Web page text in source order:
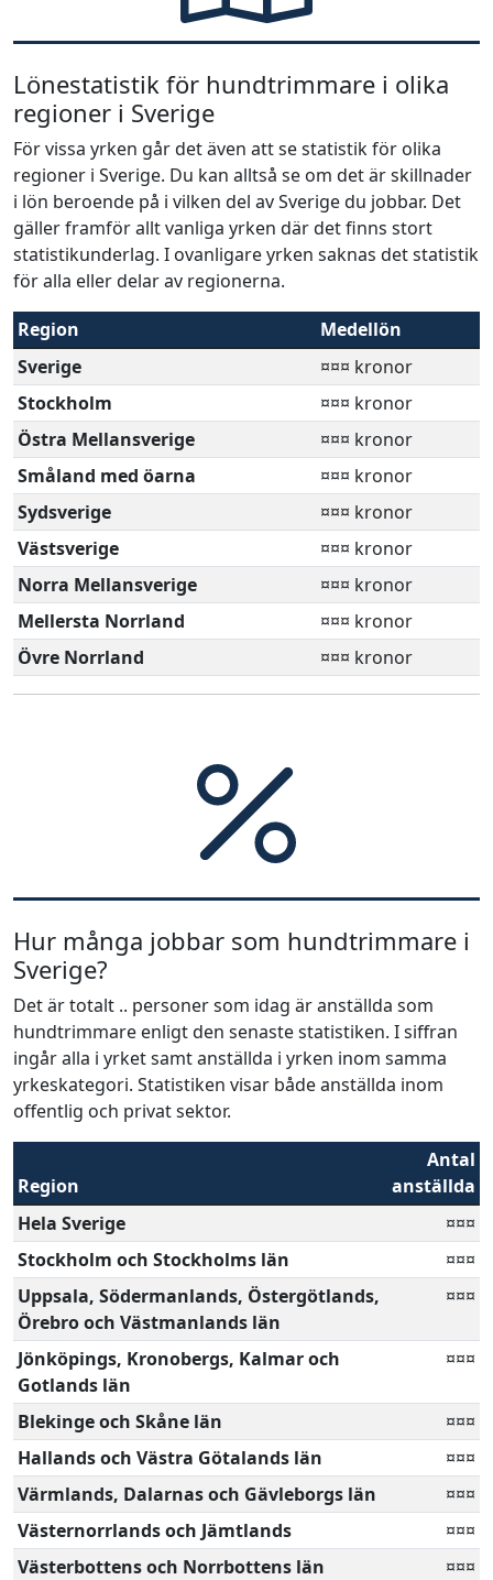
Lönestatistik för hundtrimmare i olika
regioner i Sverige
För vissa yrken går det även att se statistik för olika
regioner i Sverige. Du kan alltså se om det är skillnader
i lön beroende på i vilken del av Sverige du jobbar. Det
gäller framför allt vanliga yrken där det finns stort
statistikunderlag. I ovanligare yrken saknas det statistik
för alla eller delar av regionerna.
Region
Medellön
Sverige
¤¤¤ kronor
Stockholm
¤¤¤ kronor
Östra Mellansverige
¤¤¤ kronor
Småland med öarna
¤¤¤ kronor
Sydsverige
¤¤¤ kronor
Västsverige
¤¤¤ kronor
Norra Mellansverige
¤¤¤ kronor
Mellersta Norrland
¤¤¤ kronor
Övre Norrland
¤¤¤ kronor
Hur många jobbar som hundtrimmare i
Sverige?
Det är totalt .. personer som idag är anställda som
hundtrimmare enligt den senaste statistiken. I siffran
ingår alla i yrket samt anställda i yrken inom samma
yrkeskategori. Statistiken visar både anställda inom
offentlig och privat sektor.
Region
Antal
anställda
Hela Sverige
¤¤¤
Stockholm och Stockholms län
¤¤¤
Uppsala, Södermanlands, Östergötlands,
Örebro och Västmanlands län
¤¤¤
Jönköpings, Kronobergs, Kalmar och
Gotlands län
¤¤¤
Blekinge och Skåne län
¤¤¤
Hallands och Västra Götalands län
¤¤¤
Värmlands, Dalarnas och Gävleborgs län
¤¤¤
Västernorrlands och Jämtlands
¤¤¤
Västerbottens och Norrbottens län
¤¤¤